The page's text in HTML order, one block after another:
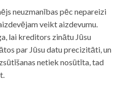
neuzmanības pēc nepareizi
veikt aizdevumu.
lai kreditors zinātu Jūsu
par Jūsu datu precizitāti, un
netiek nosūtīta, tad